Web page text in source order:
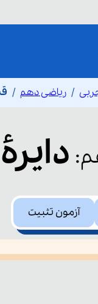
ریاضی دهم
: دایرۀ
آزمون تثبیت